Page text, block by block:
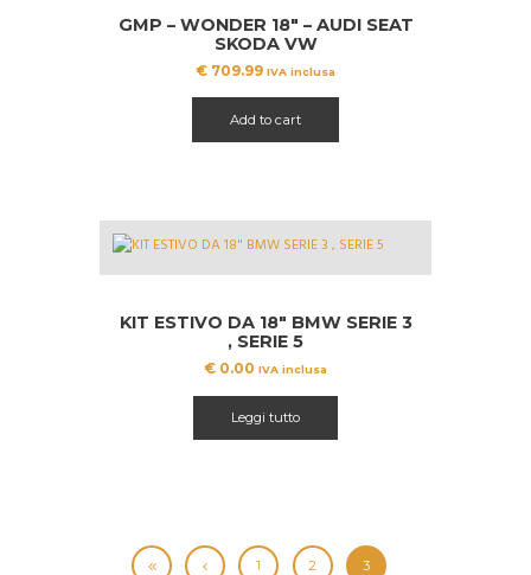
GMP – WONDER 18″ – AUDI SEAT
SKODA VW
€ 709.99 IVA inclusa
Add to cart
KIT ESTIVO DA 18″ BMW SERIE 3
, SERIE 5
€ 0.00 IVA inclusa
Leggi tutto
1 2 3